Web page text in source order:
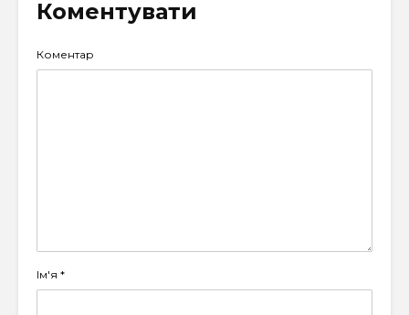
Коментувати
Коментар
Ім'я *